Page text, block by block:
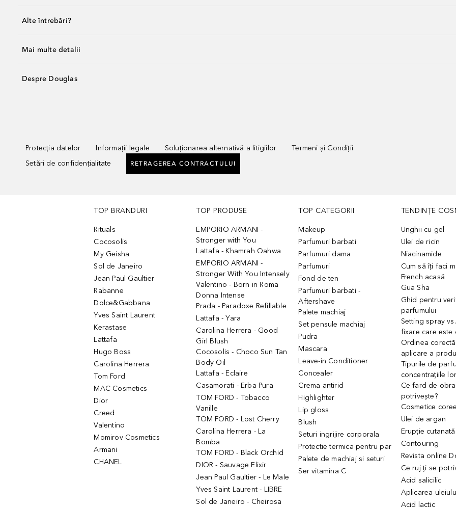
Alte întrebări?
Mai multe detalii
Despre Douglas
Protecția datelor Informații legale Soluționarea alternativă a litigiilor
Termeni și Condiții
Setări de confidențialitate
RETRAGEREA CONTRACTULUI
TOP BRANDURI
Rituals
Cocosolis
My Geisha
Sol de Janeiro
Jean Paul Gaultier
Rabanne
Dolce&Gabbana
Yves Saint Laurent
Kerastase
Lattafa
Hugo Boss
Carolina Herrera
Tom Ford
MAC Cosmetics
Dior
Creed
Valentino
Momirov Cosmetics
Armani
CHANEL
TOP PRODUSE
EMPORIO ARMANI -
Stronger with You
Lattafa - Khamrah Qahwa
EMPORIO ARMANI -
Stronger With You Intensely
Valentino - Born in Roma
Donna Intense
Prada - Paradoxe Refillable
Lattafa - Yara
Carolina Herrera - Good
Girl Blush
Cocosolis - Choco Sun Tan
Body Oil
Lattafa - Eclaire
Casamorati - Erba Pura
TOM FORD - Tobacco
Vanille
TOM FORD - Lost Cherry
Carolina Herrera - La
Bomba
TOM FORD - Black Orchid
DIOR - Sauvage Elixir
Jean Paul Gaultier - Le Male
Yves Saint Laurent - LIBRE
Sol de Janeiro - Cheirosa
TOP CATEGORII
Makeup
Parfumuri barbati
Parfumuri dama
Parfumuri
Fond de ten
Parfumuri barbati -
Aftershave
Palete machiaj
Set pensule machiaj
Pudra
Mascara
Leave-in Conditioner
Concealer
Crema antirid
Highlighter
Lip gloss
Blush
Seturi ingrijire corporala
Protectie termica pentru par
Palete de machiaj si seturi
Ser vitamina C
TENDINȚE
Unghii cu gel
Ulei de ricin
Niacinamide
Cum să îți faci
French acasă
Gua Sha
Ghid pentru
parfumului
Setting spray
fixare care este
Ordinea
aplicare a
Tipurile de
concentrațiile lor
Ce fard de
potrivește?
Cosmetice
Ulei de argan
Erupție
Contouring
Revista online
Ce ruj ți se
Acid salicilic
Aplicarea
Acid lactic